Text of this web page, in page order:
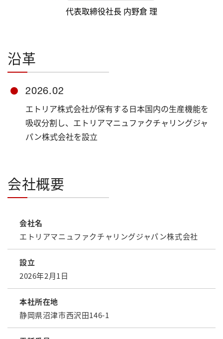
代表取締役社長 内野倉 理
沿革
2026.02
エトリア株式会社が保有する日本国内の生産機能を
吸収分割し、エトリアマニュファクチャリングジャ
パン株式会社を設立
会社概要
会社名
エトリアマニュファクチャリングジャパン株式会社
設立
2026年2月1日
本社所在地
静岡県沼津市西沢田146-1